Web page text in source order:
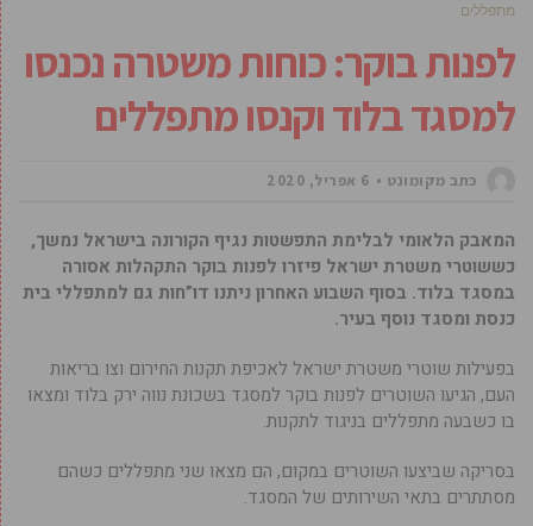
מתפללים
לפנות בוקר: כוחות משטרה נכנסו
למסגד בלוד וקנסו מתפללים
כתב מקומונט 6 אפריל, 2020
המאבק הלאומי לבלימת התפשטות נגיף הקורונה בישראל נמשך,
כששוטרי משטרת ישראל פיזרו לפנות בוקר התקהלות אסורה
במסגד בלוד. בסוף השבוע האחרון ניתנו דו”חות גם למתפללי בית
כנסת ומסגד נוסף בעיר.
בפעילות שוטרי משטרת ישראל לאכיפת תקנות החירום וצו בריאות
העם, הגיעו השוטרים לפנות בוקר למסגד בשכונת נווה ירק בלוד ומצאו
בו כשבעה מתפללים בניגוד לתקנות.
בסריקה שביצעו השוטרים במקום, הם מצאו שני מתפללים כשהם
מסתתרים בתאי השירותים של המסגד.